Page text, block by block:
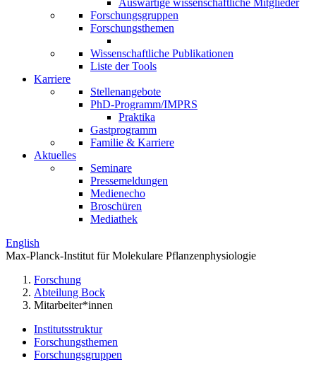
Auswärtige wissenschaftliche Mitglieder
Forschungsgruppen
Forschungsthemen
Wissenschaftliche Publikationen
Liste der Tools
Karriere
Stellenangebote
PhD-Programm/IMPRS
Praktika
Gastprogramm
Familie & Karriere
Aktuelles
Seminare
Pressemeldungen
Medienecho
Broschüren
Mediathek
English
Max-Planck-Institut für Molekulare Pflanzenphysiologie
Forschung
Abteilung Bock
Mitarbeiter*innen
Institutsstruktur
Forschungsthemen
Forschungsgruppen